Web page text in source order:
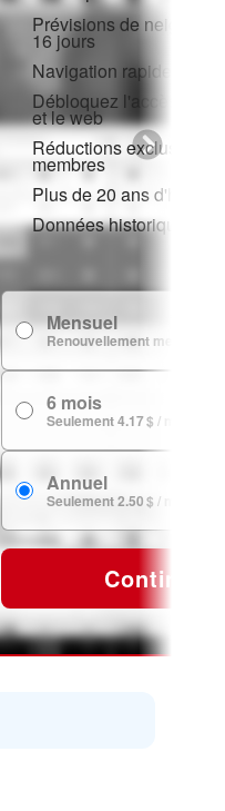
Prévisions de neige
16 jours
Navigation rapide sans
Débloquez l'accès
et le web
Réductions exclusives
membres
Plus de 20 ans
Données historiques de
Mensuel
Renouvellement mensuel
6 mois
Seulement 4.17 $ / mois
Annuel
Seulement 2.50 $ / mois
Continuer